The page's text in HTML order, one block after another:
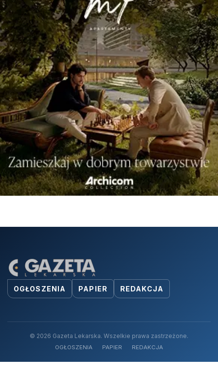
OGŁOSZENIA PAPIER REDAKCJA
© 2026 Gazeta Lekarska. Wszelkie prawa zastrzeżone.
OGŁOSZENIA PAPIER REDAKCJA